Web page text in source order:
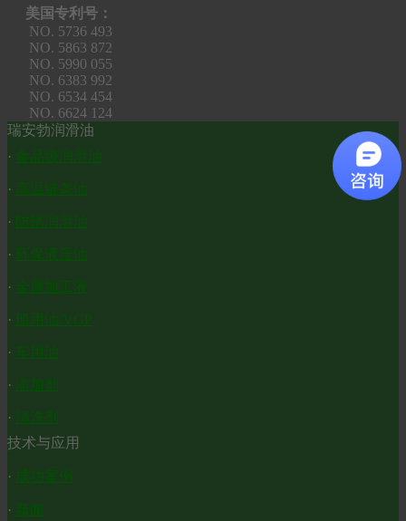
美国专利号：
NO. 5736 493
NO. 5863 872
NO. 5990 055
NO. 6383 992
NO. 6534 454
NO. 6624 124
瑞安勃润滑油
· 食品级润滑油
· 高温链条油
· 防锈润滑油
· 环保液压油
· 金属加工液
· 船用油/VGP
· 车用油
· 添加剂
· 清洗剂
技术与应用
· 成功案例
· 新闻